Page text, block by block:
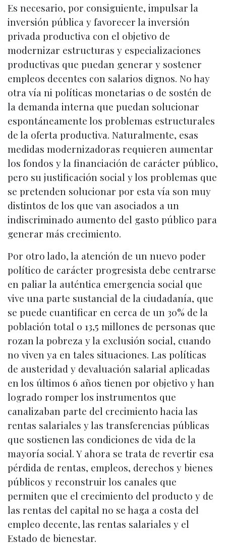
Es necesario, por consiguiente, impulsar la
inversión pública y favorecer la inversión
privada productiva con el objetivo de
modernizar estructuras y especializaciones
productivas que puedan generar y sostener
empleos decentes con salarios dignos. No hay
otra vía ni políticas monetarias o de sostén de
la demanda interna que puedan solucionar
espontáneamente los problemas estructurales
de la oferta productiva. Naturalmente, esas
medidas modernizadoras requieren aumentar
los fondos y la financiación de carácter público,
pero su justificación social y los problemas que
se pretenden solucionar por esta vía son muy
distintos de los que van asociados a un
indiscriminado aumento del gasto público para
generar más crecimiento.
Por otro lado, la atención de un nuevo poder
político de carácter progresista debe centrarse
en paliar la auténtica emergencia social que
vive una parte sustancial de la ciudadanía, que
se puede cuantificar en cerca de un 30% de la
población total o 13,5 millones de personas que
rozan la pobreza y la exclusión social, cuando
no viven ya en tales situaciones. Las políticas
de austeridad y devaluación salarial aplicadas
en los últimos 6 años tienen por objetivo y han
logrado romper los instrumentos que
canalizaban parte del crecimiento hacia las
rentas salariales y las transferencias públicas
que sostienen las condiciones de vida de la
mayoría social. Y ahora se trata de revertir esa
pérdida de rentas, empleos, derechos y bienes
públicos y reconstruir los canales que
permiten que el crecimiento del producto y de
las rentas del capital no se haga a costa del
empleo decente, las rentas salariales y el
Estado de bienestar.